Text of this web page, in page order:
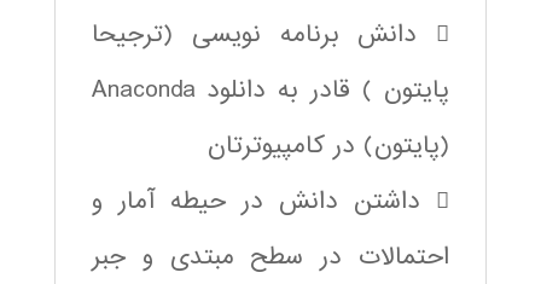
 دانش برنامه نویسی (ترجیحا
پایتون ) قادر به دانلود Anaconda
(پایتون) در کامپیوترتان
 داشتن دانش در حیطه آمار و
احتمالات در سطح مبتدی و جبر